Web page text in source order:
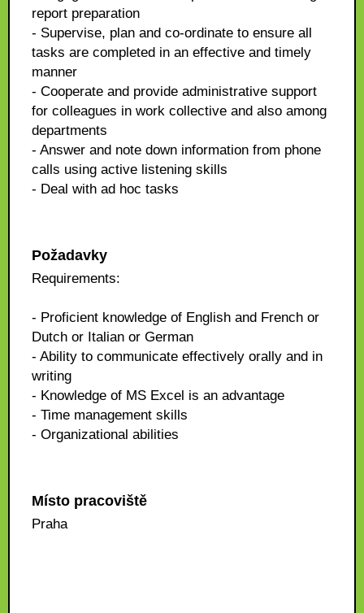
report preparation
- Supervise, plan and co-ordinate to ensure all
tasks are completed in an effective and timely
manner
- Cooperate and provide administrative support
for colleagues in work collective and also among
departments
- Answer and note down information from phone
calls using active listening skills
- Deal with ad hoc tasks
Požadavky
Requirements:
- Proficient knowledge of English and French or
Dutch or Italian or German
- Ability to communicate effectively orally and in
writing
- Knowledge of MS Excel is an advantage
- Time management skills
- Organizational abilities
Místo pracoviště
Praha